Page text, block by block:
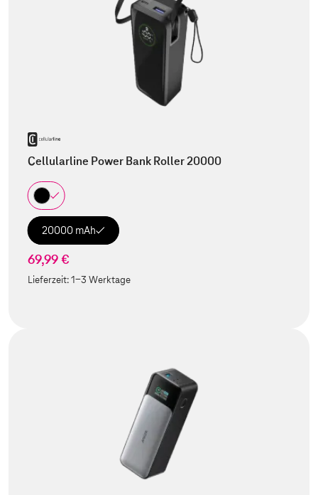
Cellularline Power Bank Roller 20000
20000 mAh
69,99 €
Lieferzeit:1-3 Werktage